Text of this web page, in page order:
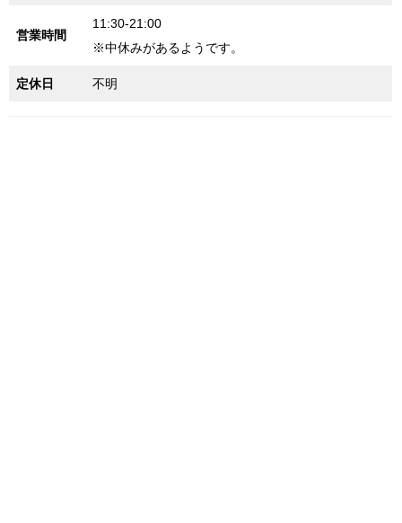
営業時間
11:30-21:00
※中休みがあるようです。
定休日 不明